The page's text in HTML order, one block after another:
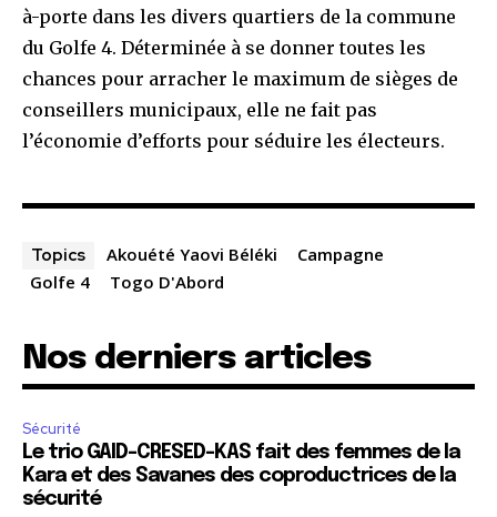
à-porte dans les divers quartiers de la commune
du Golfe 4. Déterminée à se donner toutes les
chances pour arracher le maximum de sièges de
conseillers municipaux, elle ne fait pas
l’économie d’efforts pour séduire les électeurs.
Topics Akouété Yaovi Béléki
Campagne
Golfe 4
Togo D'Abord
Nos derniers articles
Sécurité
Le trio GAID-CRESED-KAS fait des femmes de la
Kara et des Savanes des coproductrices de la
sécurité